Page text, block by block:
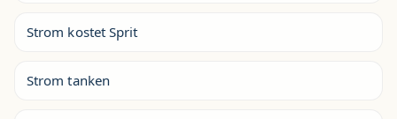
Strom kostet Sprit
Strom tanken